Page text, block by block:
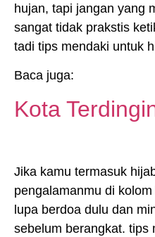
hujan, tapi jangan yang
sangat tidak prakstis
tadi tips mendaki untuk
Baca juga:
Kota
Jika kamu termasuk
pengalamanmu di
lupa berdoa dulu dan
sebelum berangkat. tips